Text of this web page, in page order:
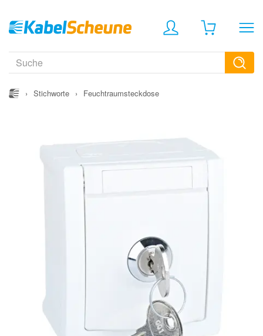
› Stichworte › Feuchtraumsteckdose